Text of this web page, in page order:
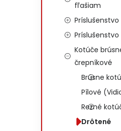
fľašiam
Kotúče
črepníkové
Brúsne
Pílové
Rezné
Drôtené